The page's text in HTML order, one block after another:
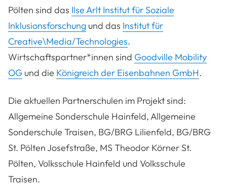
Pölten sind das Ilse Arlt Institut für Soziale
Inklusionsforschung und das Institut für
Creative\Media/Technologies.
Wirtschaftspartner*innen sind Goodville Mobility
OG und die Königreich der Eisenbahnen GmbH.
Die aktuellen Partnerschulen im Projekt sind:
Allgemeine Sonderschule Hainfeld, Allgemeine
Sonderschule Traisen, BG/BRG Lilienfeld, BG/BRG
St. Pölten Josefstraße, MS Theodor Körner St.
Pölten, Volksschule Hainfeld und Volksschule
Traisen.